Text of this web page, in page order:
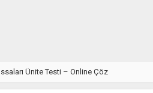
Ünite Testi – Online Çöz